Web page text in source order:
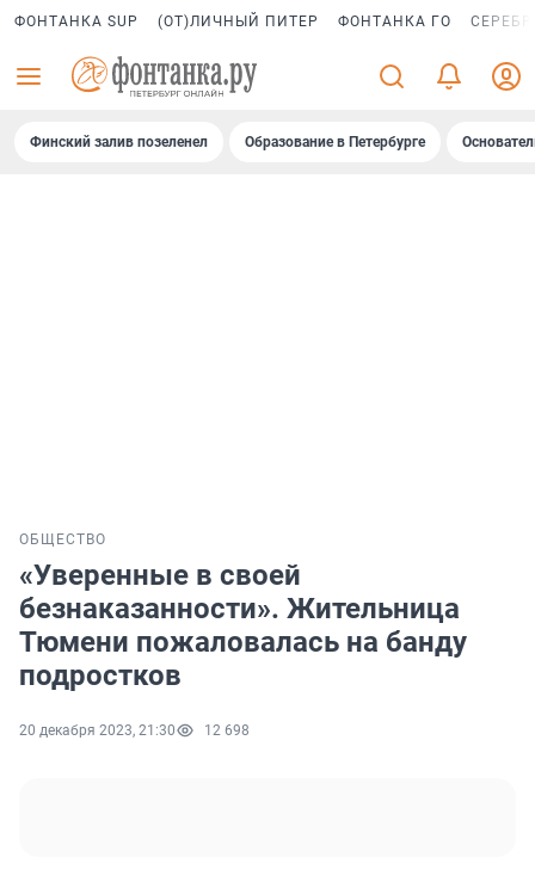
ФОНТАНКА SUP (ОТ)ЛИЧНЫЙ ПИТЕР ФОНТАНКА ГО
Финский залив позеленел Образование в Петербурге
ОБЩЕСТВО
«Уверенные в своей
безнаказанности». Жительница
Тюмени пожаловалась на банду
подростков
20 декабря 2023, 21:30 12 698